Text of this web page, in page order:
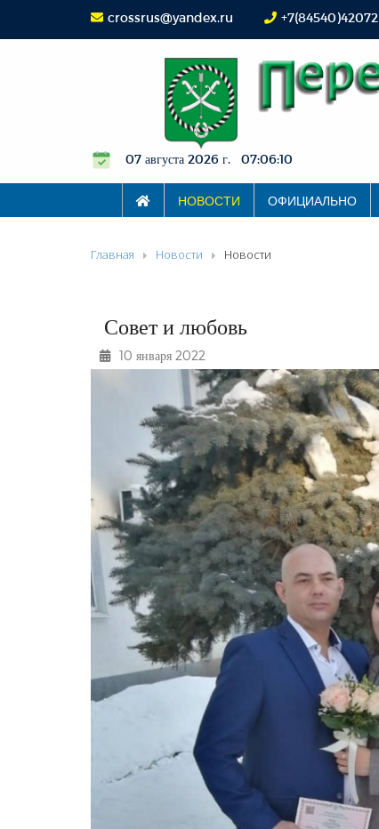
crossrus@yandex.ru +7(84540)42072
07 августа 2026 г. 07:06:11
НОВОСТИ ОФИЦИАЛЬНО
Главная Новости Новости
Совет и любовь
10 января 2022